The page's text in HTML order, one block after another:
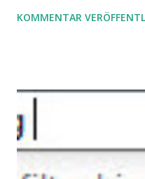
gleich. Im Arbeitskontext
Angstzuständen ihrer
geben, die weitgehend
KOMMENTAR